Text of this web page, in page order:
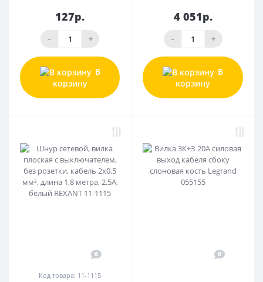
127р.
- +
В
корзину
4 051р.
- +
В
корзину
0
Код товара: 11-1115
0